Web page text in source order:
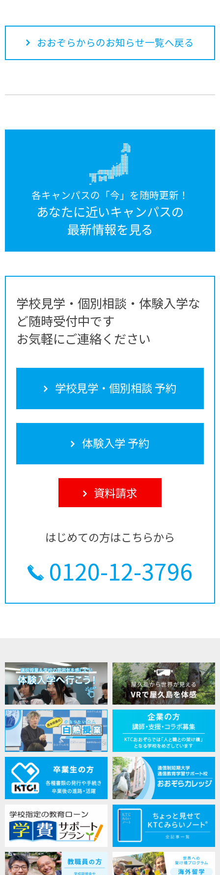
おおぞらからのお知らせ一覧へ戻る
各キャンパスの「今」を随時更新！
あなたに近いキャンパスの
最新情報を見る
学校見学・個別相談・体験入学な
ど随時受付中です
お気軽にご連絡ください
学校見学・個別相談 予約
体験入学 予約
資料請求
はじめての方はこちらから
0120-12-3796